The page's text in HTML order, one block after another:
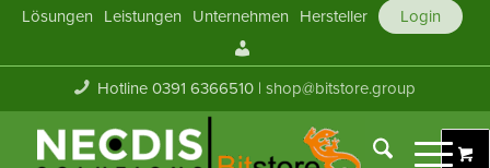
Lösungen Leistungen Unternehmen Hersteller
Login
Konto
Hotline 0391 6366510 |shop@bitstore.group